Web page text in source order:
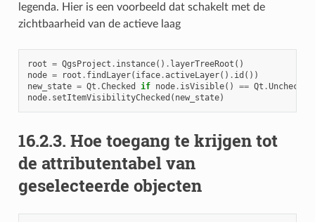
legenda. Hier is een voorbeeld dat schakelt met de
zichtbaarheid van de actieve laag
root = QgsProject . instance() . layerTreeRoot ()
node = root . findLayer( iface.activeLayer() . id ())
new_state = Qt .Checked if node. isVisible() == Qt .Unchecked
node. setItemVisibilityChecked ( new_state)
16.2.3. Hoe toegang te krijgen tot
de attributentabel van
geselecteerde objecten